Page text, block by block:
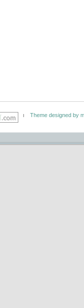
Theme designed by